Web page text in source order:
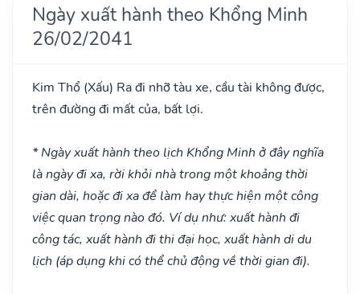
Ngày xuất hành theo Khổng Minh
26/02/2041
Kim Thổ (Xấu) Ra đi nhỡ tàu xe, cầu tài không được,
trên đường đi mất của, bất lợi.
* Ngày xuất hành theo lịch Khổng Minh ở đây nghĩa
là ngày đi xa, rời khỏi nhà trong một khoảng thời
gian dài, hoặc đi xa để làm hay thực hiện một công
việc quan trọng nào đó. Ví dụ như: xuất hành đi
công tác, xuất hành đi thi đại học, xuất hành di du
lịch (áp dụng khi có thể chủ động về thời gian đi).